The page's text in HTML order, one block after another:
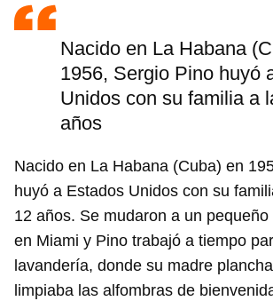
Nacido en La Habana
1956, Sergio Pino huyó
Unidos con su familia a
años
Nacido en La Habana (Cuba) en
huyó a Estados Unidos con su
12 años. Se mudaron a un
en Miami y Pino trabajó a tiempo
lavandería, donde su madre
limpiaba las alfombras de